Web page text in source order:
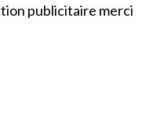
publicitaire merci